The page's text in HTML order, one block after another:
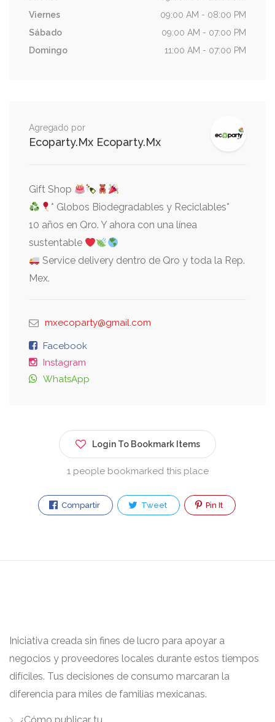
Viernes
09:00 AM - 08:00 PM
Sábado
09:00 AM - 07:00 PM
Domingo
11:00 AM - 07:00 PM
Agregado por
Ecoparty.Mx Ecoparty.Mx
Gift Shop
* Globos Biodegradables y Reciclables*
10 años en Qro. Y ahora con una línea
sustentable
Service delivery dentro de Qro y toda la Rep.
Mex.
mxecoparty@gmail.com
Facebook
Instagram
WhatsApp
Login To Bookmark Items
1 people bookmarked this place
Compartir Tweet Pin It
Iniciativa creada sin fines de lucro para apoyar a
negocios y proveedores locales durante estos tiempos
difíciles. Tus decisiones de consumo marcaran la
diferencia para miles de familias mexicanas.